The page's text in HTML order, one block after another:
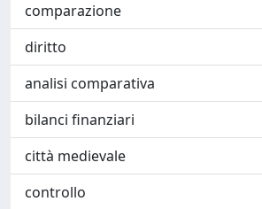
comparazione
diritto
analisi comparativa
bilanci finanziari
città medievale
controllo